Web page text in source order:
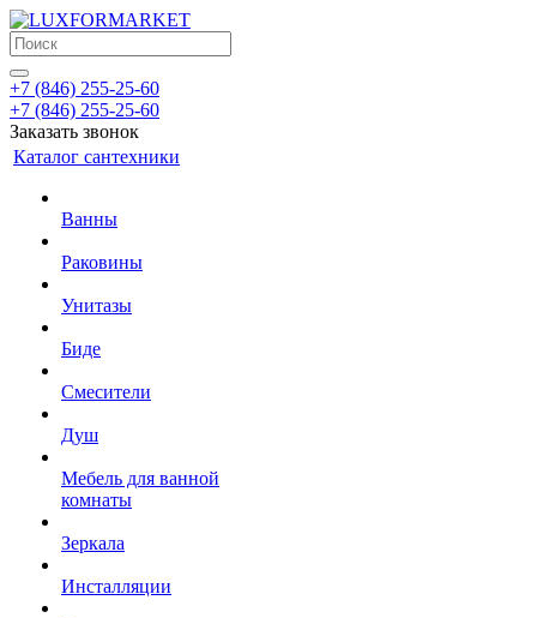
+7 (846) 255-25-60
+7 (846) 255-25-60
Заказать звонок
Каталог сантехники
Ванны
Раковины
Унитазы
Биде
Смесители
Душ
Мебель для ванной
комнаты
Зеркала
Инсталляции